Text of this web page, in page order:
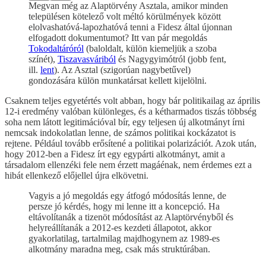
Megvan még az Alaptörvény Asztala, amikor minden
településen kötelező volt méltó körülmények között
elolvashatóvá-lapozhatóvá tenni a Fidesz által újonnan
elfogadott dokumentumot? Itt van pár megoldás
Tokodaltáróról (baloldalt, külön kiemeljük a szoba
színét), Tiszavasváriból és Nagygyimótról (jobb fent,
ill. lent). Az Asztal (szigorúan nagybetűvel)
gondozására külön munkatársat kellett kijelölni.
Csaknem teljes egyetértés volt abban, hogy bár politikailag az április
12-i eredmény valóban különleges, és a kétharmados tiszás többség
soha nem látott legitimációval bír, egy teljesen új alkotmányt írni
nemcsak indokolatlan lenne, de számos politikai kockázatot is
rejtene. Például tovább erősítené a politikai polarizációt. Azok után,
hogy 2012-ben a Fidesz írt egy egypárti alkotmányt, amit a
társadalom ellenzéki fele nem érzett magáénak, nem érdemes ezt a
hibát ellenkező előjellel újra elkövetni.
Vagyis a jó megoldás egy átfogó módosítás lenne, de
persze jó kérdés, hogy mi lenne itt a koncepció. Ha
eltávolítanák a tizenöt módosítást az Alaptörvényből és
helyreállítanák a 2012-es kezdeti állapotot, akkor
gyakorlatilag, tartalmilag majdhogynem az 1989-es
alkotmány maradna meg, csak más struktúrában.